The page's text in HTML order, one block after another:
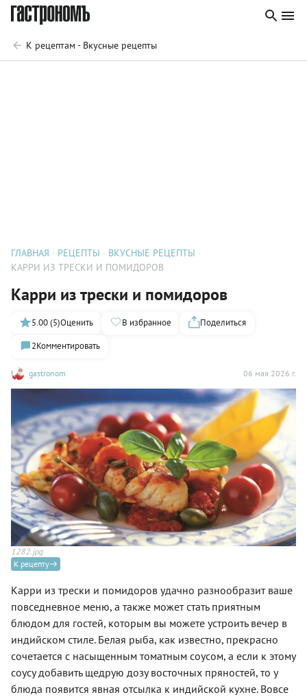
К рецептам - Вкусные рецепты
ГЛАВНАЯ РЕЦЕПТЫ
ВКУСНЫЕ РЕЦЕПТЫ
КАРРИ ИЗ ТРЕСКИ И ПОМИДОРОВ
Карри из трески и помидоров
gastronom 06 мая 2026 г.
5.00 (5)Оценить В избранное
Поделиться
2Комментировать
1282.jpg
К рецепту
Карри из трески и помидоров удачно разнообразит ваше
повседневное меню, а также может стать приятным
блюдом для гостей, которым вы можете устроить вечер в
индийском стиле. Белая рыба, как известно, прекрасно
сочетается с насыщенным томатным соусом, а если к этому
соусу добавить щедрую дозу восточных пряностей, то у
блюда появится явная отсылка к индийской кухне. Вовсе